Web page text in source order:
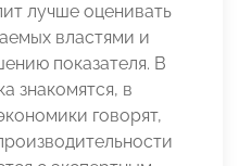
лучше оценивать
властями и
показателя. В
знакомятся, в
говорят,